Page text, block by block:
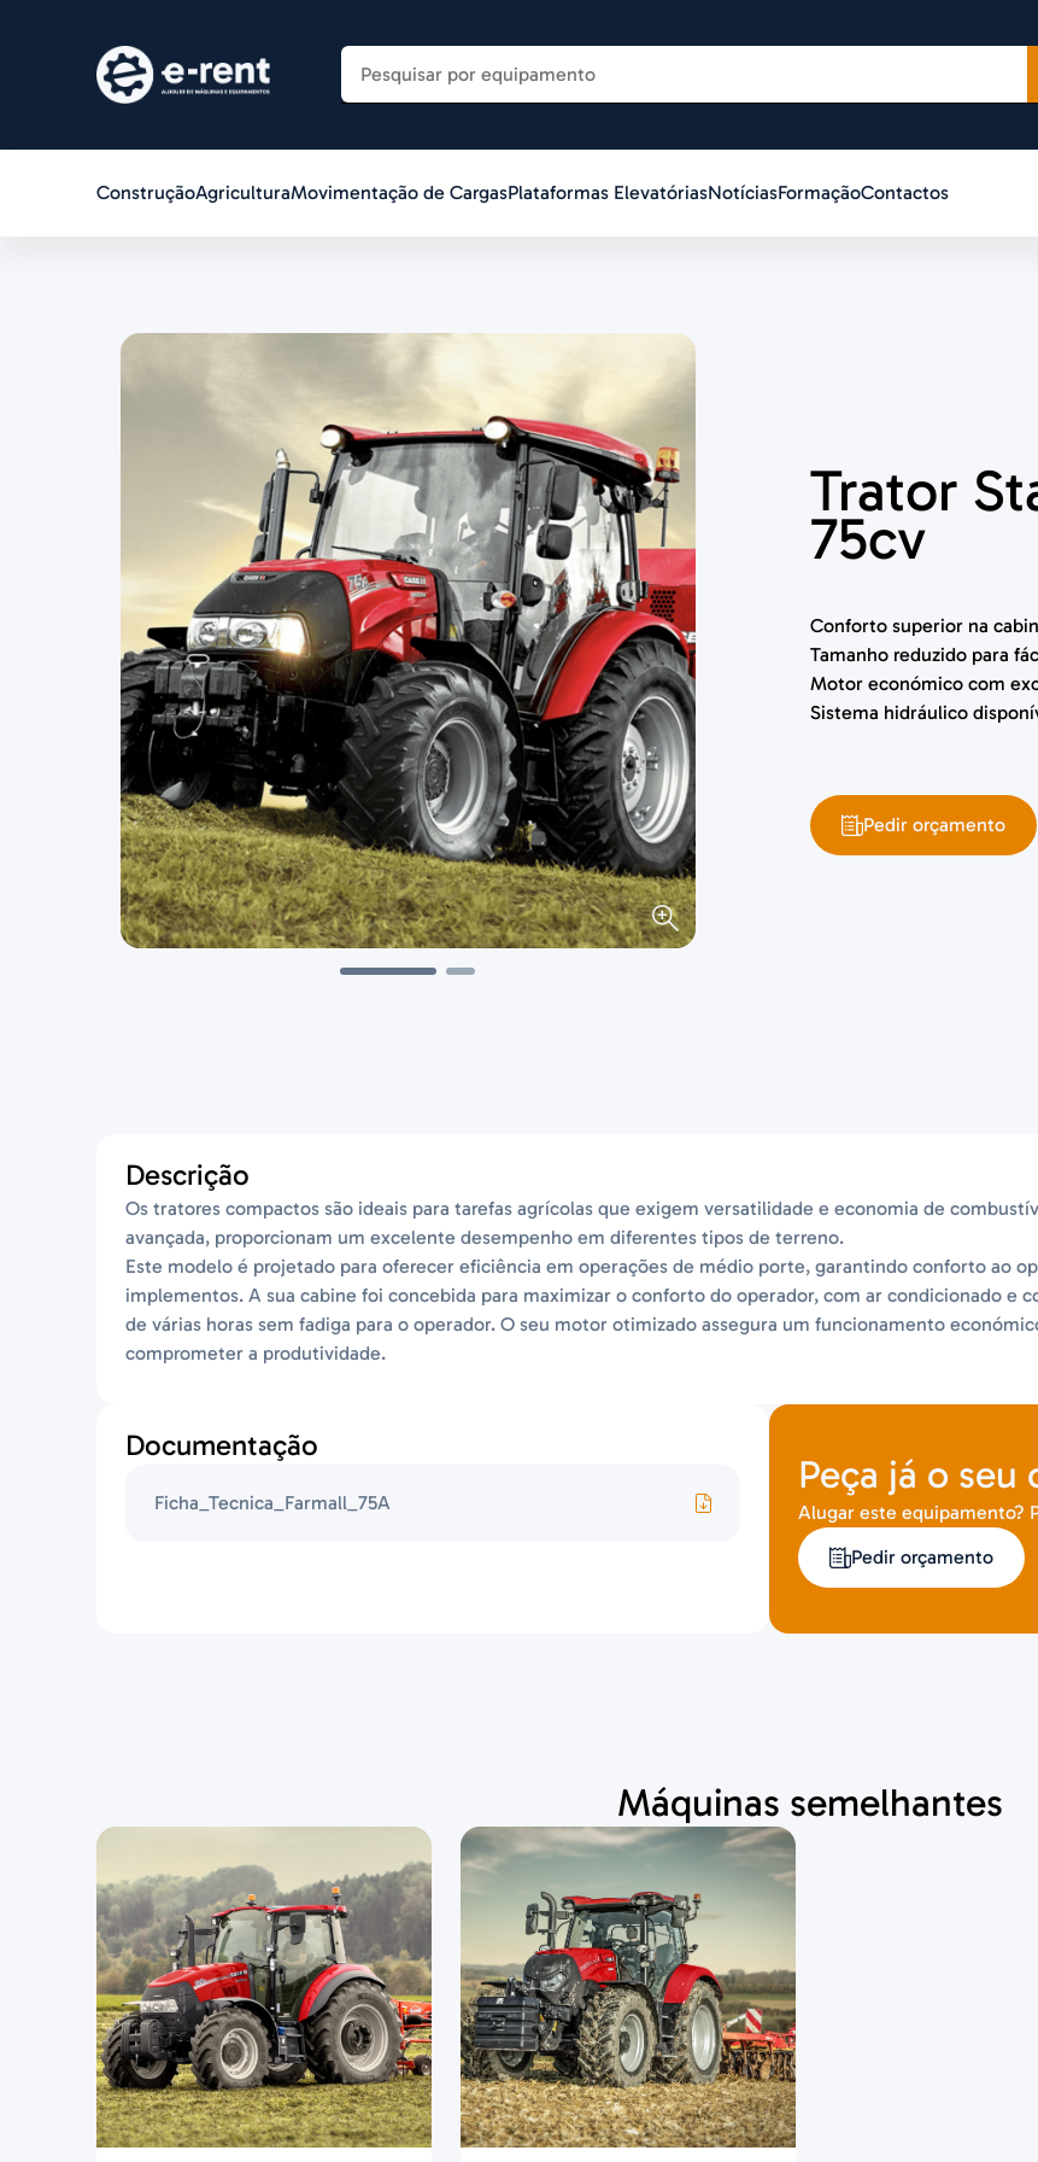
ConstruçãoAgriculturaMovimentação de CargasPlataformas ElevatóriasNotíciasFormaçãoContactos
Trator
75cv
Conforto superior na
Tamanho reduzido para
Motor económico com
Sistema hidráulico
Pedir orçamento
Descrição
Os tratores compactos são ideais para tarefas agrícolas que exigem versatilidade e economia de
avançada, proporcionam um excelente desempenho em diferentes tipos de terreno.
Este modelo é projetado para oferecer eficiência em operações de médio porte, garantindo conforto ao
implementos. A sua cabine foi concebida para maximizar o conforto do operador, com ar condicionado e
de várias horas sem fadiga para o operador. O seu motor otimizado assegura um funcionamento
comprometer a produtividade.
Documentação
Ficha_Tecnica_Farmall_75A
Peça já o seu
Alugar este equipamento?
Pedir orçamento
Máquinas semelhantes